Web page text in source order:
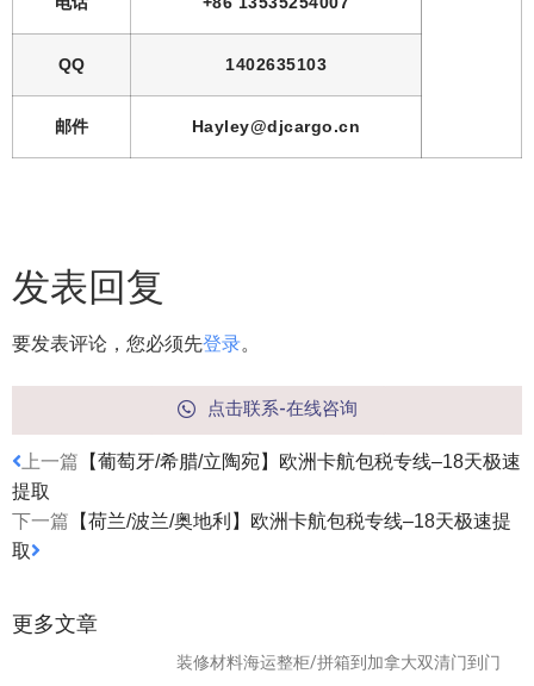
QQ 1402635103
邮件 Hayley@djcargo.cn
发表回复
要发表评论，您必须先登录。
点击联系-在线咨询
上一篇 【葡萄牙/希腊/立陶宛】欧洲卡航包税专线–18天极速
提取
下一篇 【荷兰/波兰/奥地利】欧洲卡航包税专线–18天极速提
取
更多文章
装修材料海运整柜/拼箱到加拿大双清门到门